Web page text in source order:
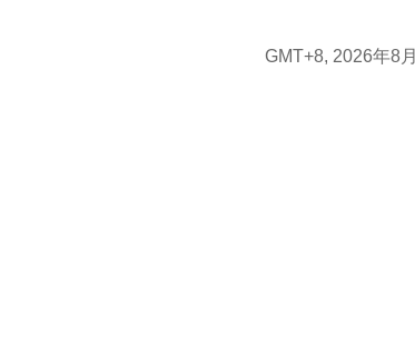
GMT+8, 2026年8